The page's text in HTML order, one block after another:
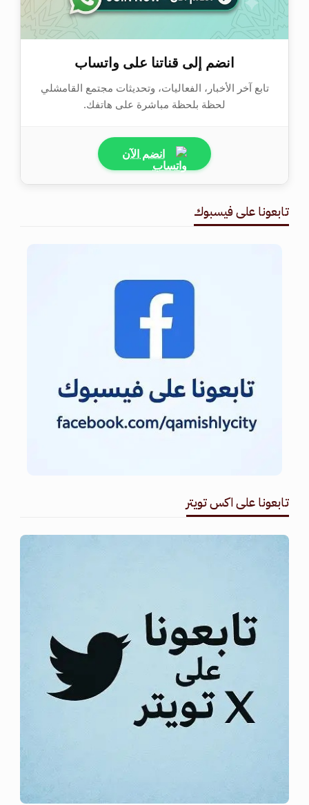
انضم إلى قناتنا على واتساب
تابع آخر الأخبار، الفعاليات، وتحديثات مجتمع القامشلي
لحظة بلحظة مباشرة على هاتفك.
انضم الآن
تابعونا على فيسبوك
تابعونا على اكس تويتر